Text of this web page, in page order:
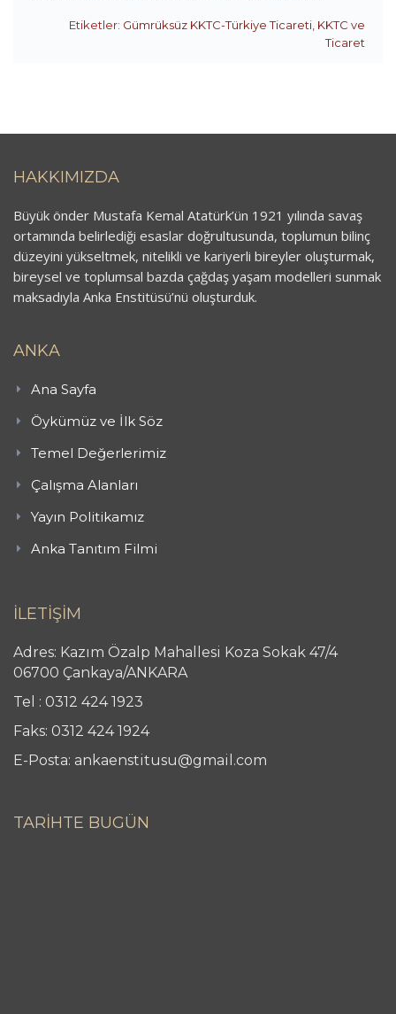
Etiketler: Gümrüksüz KKTC-Türkiye Ticareti KKTC ve
Ticaret
HAKKIMIZDA
Büyük önder Mustafa Kemal Atatürk’ün 1921 yılında savaş
ortamında belirlediği esaslar doğrultusunda, toplumun bilinç
düzeyini yükseltmek, nitelikli ve kariyerli bireyler oluşturmak,
bireysel ve toplumsal bazda çağdaş yaşam modelleri sunmak
maksadıyla Anka Enstitüsü’nü oluşturduk.
ANKA
Ana Sayfa
Öykümüz ve İlk Söz
Temel Değerlerimiz
Çalışma Alanları
Yayın Politikamız
Anka Tanıtım Filmi
İLETİŞİM
Adres: Kazım Özalp Mahallesi Koza Sokak 47/4
06700 Çankaya/ANKARA
Tel : 0312 424 1923
Faks: 0312 424 1924
E-Posta: ankaenstitusu@gmail.com
TARİHTE BUGÜN